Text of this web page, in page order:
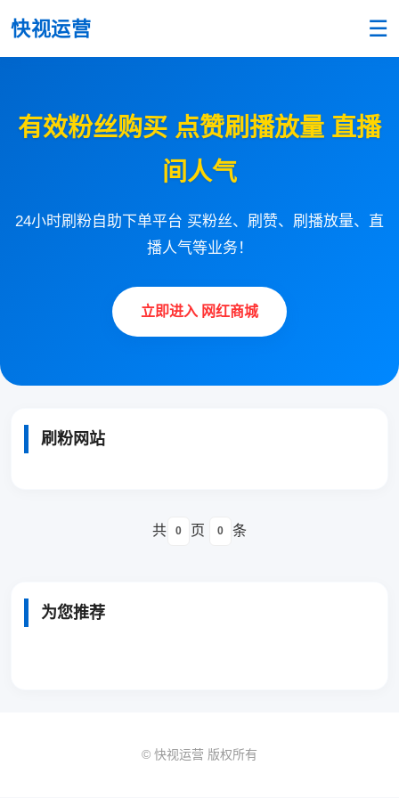
快视运营 ☰
有效粉丝购买 点赞刷播放量 直播
间人气
24小时刷粉自助下单平台 买粉丝、刷赞、刷播放量、直
播人气等业务！
立即进入 网红商城
刷粉网站
共 0 页 0 条
为您推荐
© 快视运营 版权所有